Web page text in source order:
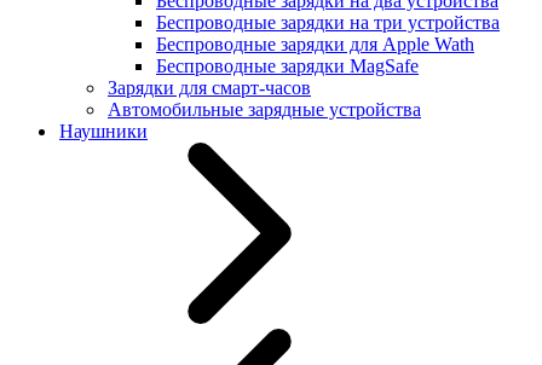
Беспроводные зарядки на три устройства
Беспроводные зарядки для Apple Wath
Беспроводные зарядки MagSafe
Зарядки для смарт-часов
Автомобильные зарядные устройства
Наушники